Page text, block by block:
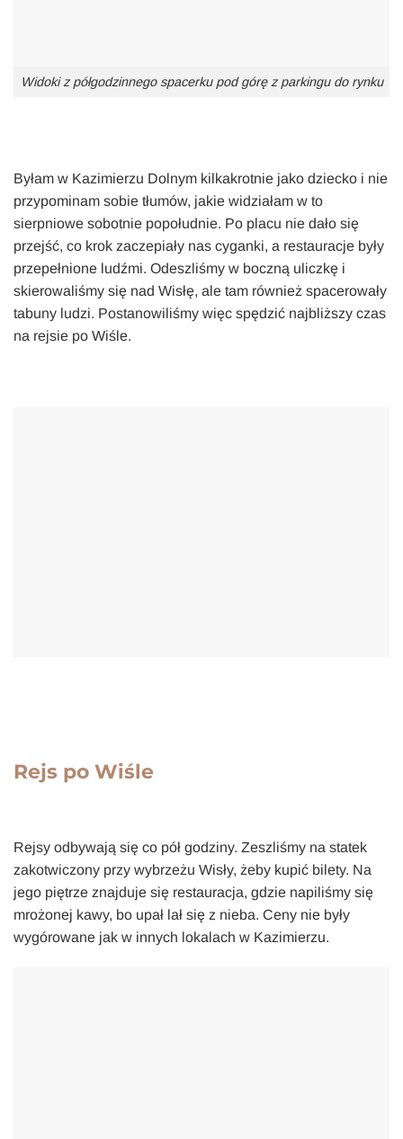
Widoki z półgodzinnego spacerku pod górę z parkingu do rynku
Byłam w Kazimierzu Dolnym kilkakrotnie jako dziecko i nie
przypominam sobie tłumów, jakie widziałam w to
sierpniowe sobotnie popołudnie. Po placu nie dało się
przejść, co krok zaczepiały nas cyganki, a restauracje były
przepełnione ludźmi. Odeszliśmy w boczną uliczkę i
skierowaliśmy się nad Wisłę, ale tam również spacerowały
tabuny ludzi. Postanowiliśmy więc spędzić najbliższy czas
na rejsie po Wiśle.
Rejs po Wiśle
Rejsy odbywają się co pół godziny. Zeszliśmy na statek
zakotwiczony przy wybrzeżu Wisły, żeby kupić bilety. Na
jego piętrze znajduje się restauracja, gdzie napiliśmy się
mrożonej kawy, bo upał lał się z nieba. Ceny nie były
wygórowane jak w innych lokalach w Kazimierzu.